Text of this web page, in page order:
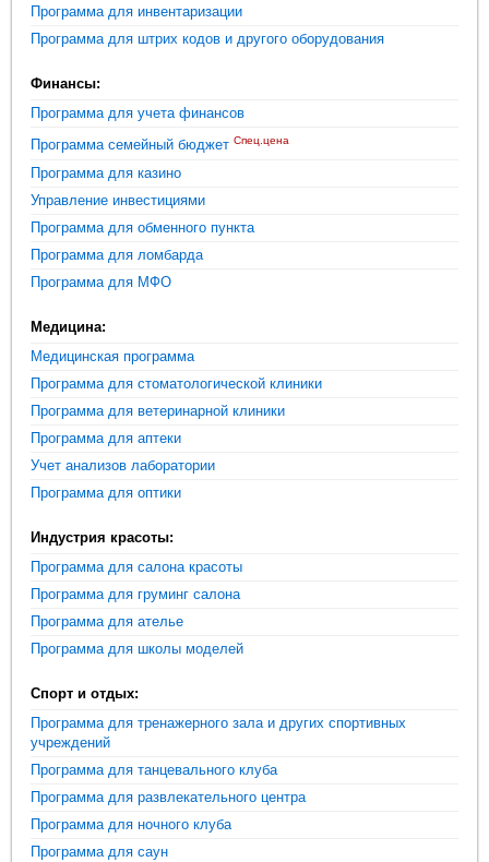
Программа для инвентаризации
Программа для штрих кодов и другого оборудования
Финансы:
Программа для учета финансов
Программа семейный бюджет Спец.цена
Программа для казино
Управление инвестициями
Программа для обменного пункта
Программа для ломбарда
Программа для МФО
Медицина:
Медицинская программа
Программа для стоматологической клиники
Программа для ветеринарной клиники
Программа для аптеки
Учет анализов лаборатории
Программа для оптики
Индустрия красоты:
Программа для салона красоты
Программа для груминг салона
Программа для ателье
Программа для школы моделей
Спорт и отдых:
Программа для тренажерного зала и других спортивных
учреждений
Программа для танцевального клуба
Программа для развлекательного центра
Программа для ночного клуба
Программа для саун